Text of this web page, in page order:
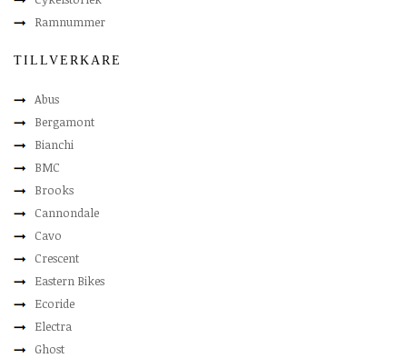
Ramnummer
TILLVERKARE
Abus
Bergamont
Bianchi
BMC
Brooks
Cannondale
Cavo
Crescent
Eastern Bikes
Ecoride
Electra
Ghost